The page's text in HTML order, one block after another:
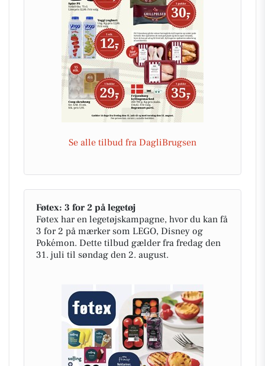
Se alle tilbud fra DagliBrugsen
Føtex: 3 for 2 på legetøj
Føtex har en legetøjskampagne, hvor du kan få
3 for 2 på mærker som LEGO, Disney og
Pokémon. Dette tilbud gælder fra fredag den
31. juli til søndag den 2. august.